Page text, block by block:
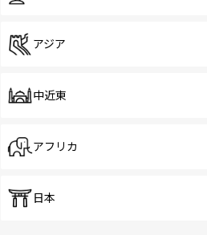
アジア
中近東
アフリカ
日本